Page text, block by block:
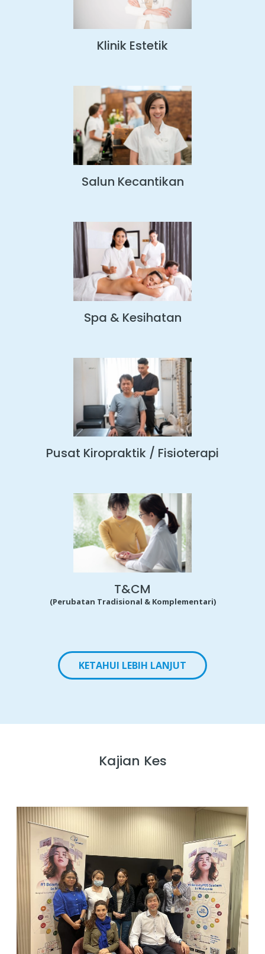
Klinik Estetik
Salun Kecantikan
Spa & Kesihatan
Pusat Kiropraktik / Fisioterapi
T&CM
(Perubatan Tradisional & Komplementari)
KETAHUI LEBIH LANJUT
Kajian Kes